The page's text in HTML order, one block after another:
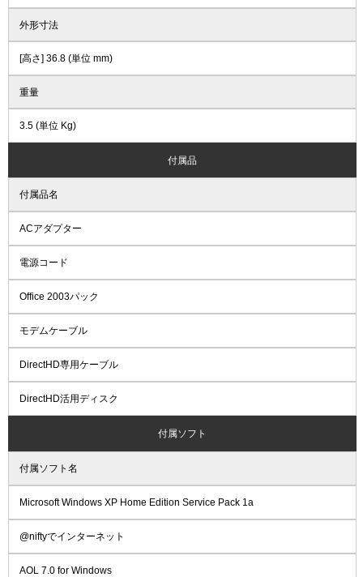
外形寸法
[高さ] 36.8 (単位 mm)
重量
3.5 (単位 Kg)
付属品
付属品名
ACアダプター
電源コード
Office 2003パック
モデムケーブル
DirectHD専用ケーブル
DirectHD活用ディスク
付属ソフト
付属ソフト名
Microsoft Windows XP Home Edition Service Pack 1a
@niftyでインターネット
AOL 7.0 for Windows